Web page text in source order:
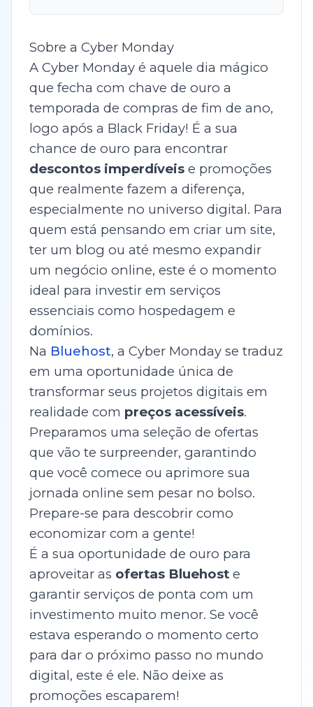
Sobre a Cyber Monday
A Cyber Monday é aquele dia mágico
que fecha com chave de ouro a
temporada de compras de fim de ano,
logo após a Black Friday! É a sua
chance de ouro para encontrar
descontos imperdíveise promoções
que realmente fazem a diferença,
especialmente no universo digital. Para
quem está pensando em criar um site,
ter um blog ou até mesmo expandir
um negócio online, este é o momento
ideal para investir em serviços
essenciais como hospedagem e
domínios.
Na Bluehost, a Cyber Monday se traduz
em uma oportunidade única de
transformar seus projetos digitais em
realidade com preços acessíveis.
Preparamos uma seleção de ofertas
que vão te surpreender, garantindo
que você comece ou aprimore sua
jornada online sem pesar no bolso.
Prepare-se para descobrir como
economizar com a gente!
É a sua oportunidade de ouro para
aproveitar as ofertas Bluehoste
garantir serviços de ponta com um
investimento muito menor. Se você
estava esperando o momento certo
para dar o próximo passo no mundo
digital, este é ele. Não deixe as
promoções escaparem!